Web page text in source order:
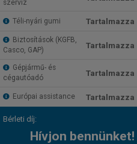
szerviz
Téli-nyári gumi Tartalmazza
Biztosítások (KGFB,
Casco, GAP)
Tartalmazza
Gépjármű- és
cégautóadó
Tartalmazza
Európai assistance Tartalmazza
Bérleti díj:
Hívjon bennünket!